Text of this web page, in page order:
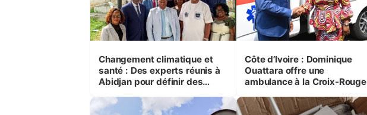
Changement climatique et
santé : Des experts réunis à
Abidjan pour définir des
Côte d’Ivoire : Dominique
Ouattara offre une
ambulance à la Croix-Rouge